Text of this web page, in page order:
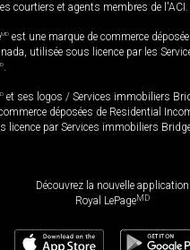
courtiers et agents membres de l'ACI.
MD est une marque de commerce
utilisée sous licence par les
.
et ses logos / Services immobiliers
déposées de Residential
licence par Services immobiliers
Découvrez la nouvelle application
Royal LePageMD